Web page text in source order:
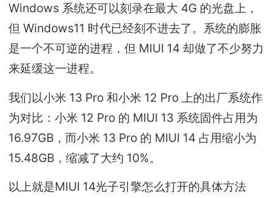
Windows 系统还可以刻录在最大 4G 的光盘上，
但 Windows11 时代已经刻不进去了。系统的膨胀
是一个不可逆的进程，但 MIUI 14 却做了不少努力
来延缓这一进程。
我们以小米 13 Pro 和小米 12 Pro 上的出厂系统作
为对比：小米 12 Pro 的 MIUI 13 系统固件占用为
16.97GB，而小米 13 Pro 的 MIUI 14 占用缩小为
15.48GB，缩减了大约 10%。
以上就是MIUI 14光子引擎怎么打开的具体方法